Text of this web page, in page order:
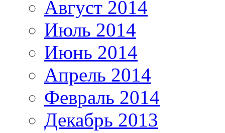
Август 2014
Июль 2014
Июнь 2014
Апрель 2014
Февраль 2014
Декабрь 2013